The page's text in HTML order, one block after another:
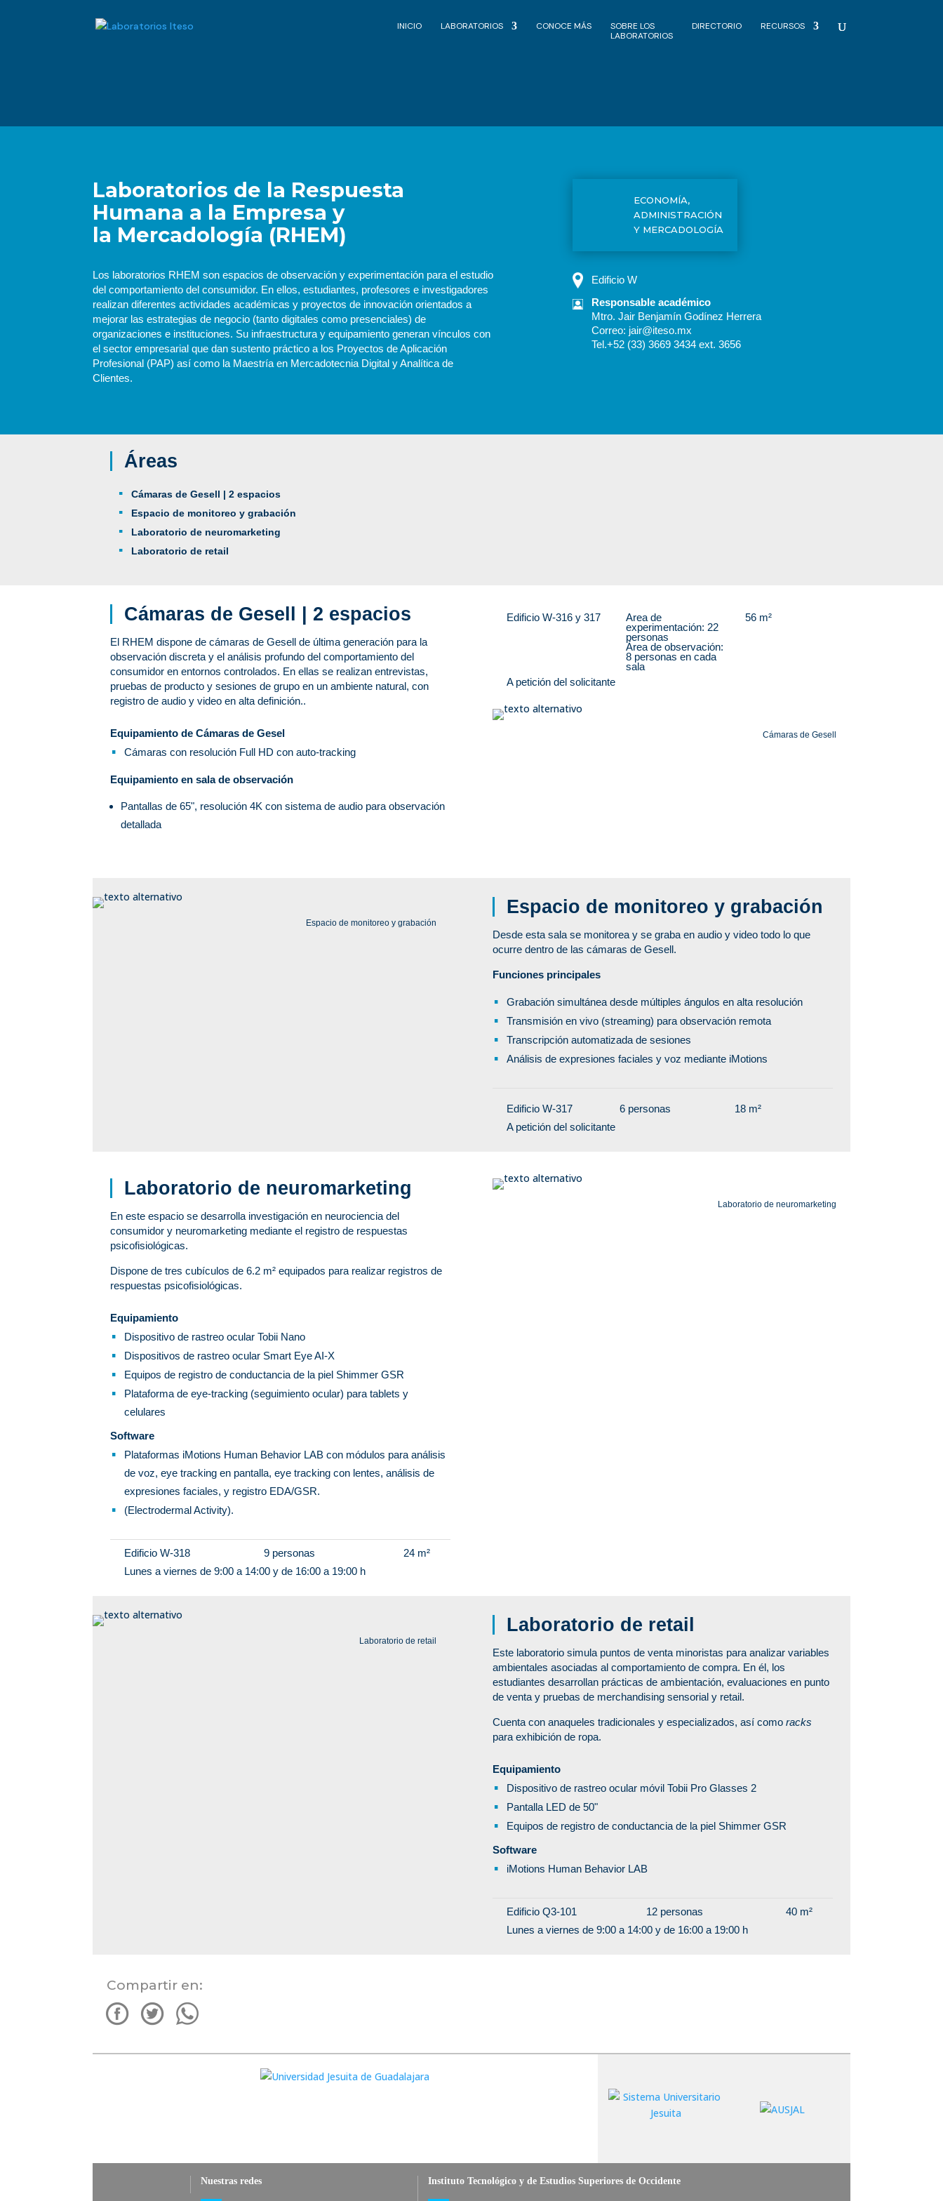
INICIO LABORATORIOS CONOCE MÁS
SOBRE LOS
LABORATORIOS
DIRECTORIO RECURSOS
Laboratorios de la Respuesta
Humana a la Empresa y
la Mercadología (RHEM)
Los laboratorios RHEM son espacios de observación y experimentación para el estudio
del comportamiento del consumidor. En ellos, estudiantes, profesores e investigadores
realizan diferentes actividades académicas y proyectos de innovación orientados a
mejorar las estrategias de negocio (tanto digitales como presenciales) de
organizaciones e instituciones. Su infraestructura y equipamiento generan vínculos con
el sector empresarial que dan sustento práctico a los Proyectos de Aplicación
Profesional (PAP) así como la Maestría en Mercadotecnia Digital y Analítica de
Clientes.
ECONOMÍA,
ADMINISTRACIÓN
Y MERCADOLOGÍA
Edificio W
Responsable académico
Mtro. Jair Benjamín Godínez Herrera
Correo: jair@iteso.mx
Tel.+52 (33) 3669 3434 ext. 3656
Áreas
Cámaras de Gesell | 2 espacios
Espacio de monitoreo y grabación
Laboratorio de neuromarketing
Laboratorio de retail
Cámaras de Gesell | 2 espacios
El RHEM dispone de cámaras de Gesell de última generación para la
observación discreta y el análisis profundo del comportamiento del
consumidor en entornos controlados. En ellas se realizan entrevistas,
pruebas de producto y sesiones de grupo en un ambiente natural, con
registro de audio y video en alta definición..
Equipamiento de Cámaras de Gesel
Cámaras con resolución Full HD con auto-tracking
Equipamiento en sala de observación
Pantallas de 65", resolución 4K con sistema de audio para observación
detallada
Edificio W-316 y 317
Area de
experimentación: 22
personas
Área de observación:
8 personas en cada
sala
56 m²
A petición del solicitante
Cámaras de Gesell
Espacio de monitoreo y grabación
Espacio de monitoreo y grabación
Desde esta sala se monitorea y se graba en audio y video todo lo que
ocurre dentro de las cámaras de Gesell.
Funciones principales
Grabación simultánea desde múltiples ángulos en alta resolución
Transmisión en vivo (streaming) para observación remota
Transcripción automatizada de sesiones
Análisis de expresiones faciales y voz mediante iMotions
Edificio W-317 6 personas
18 m²
A petición del solicitante
Laboratorio de neuromarketing
En este espacio se desarrolla investigación en neurociencia del
consumidor y neuromarketing mediante el registro de respuestas
psicofisiológicas.
Dispone de tres cubículos de 6.2 m² equipados para realizar registros de
respuestas psicofisiológicas.
Equipamiento
Dispositivo de rastreo ocular Tobii Nano
Dispositivos de rastreo ocular Smart Eye AI-X
Equipos de registro de conductancia de la piel Shimmer GSR
Plataforma de eye-tracking (seguimiento ocular) para tablets y
celulares
Software
Plataformas iMotions Human Behavior LAB con módulos para análisis
de voz, eye tracking en pantalla, eye tracking con lentes, análisis de
expresiones faciales, y registro EDA/GSR.
(Electrodermal Activity).
Edificio W-318 9 personas
24 m²
Lunes a viernes de 9:00 a 14:00 y de 16:00 a 19:00 h
Laboratorio de neuromarketing
Laboratorio de retail
Laboratorio de retail
Este laboratorio simula puntos de venta minoristas para analizar variables
ambientales asociadas al comportamiento de compra. En él, los
estudiantes desarrollan prácticas de ambientación, evaluaciones en punto
de venta y pruebas de merchandising sensorial y retail.
Cuenta con anaqueles tradicionales y especializados, así como racks
para exhibición de ropa.
Equipamiento
Dispositivo de rastreo ocular móvil Tobii Pro Glasses 2
Pantalla LED de 50"
Equipos de registro de conductancia de la piel Shimmer GSR
Software
iMotions Human Behavior LAB
Edificio Q3-101 12 personas
40 m²
Lunes a viernes de 9:00 a 14:00 y de 16:00 a 19:00 h
Compartir en:
Nuestras redes Instituto Tecnológico y de Estudios Superiores de Occidente